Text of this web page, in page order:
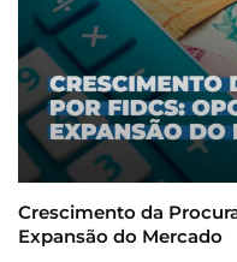
Crescimento da
Expansão do Mercado